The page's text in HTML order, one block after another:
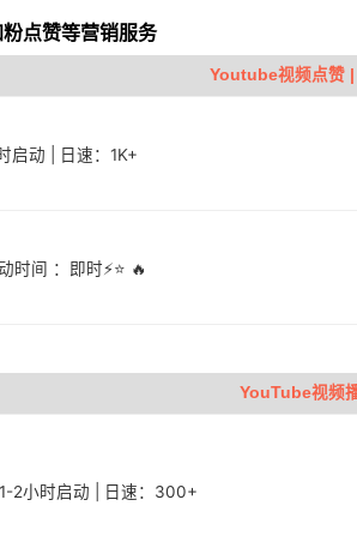
点赞等营销服务
Youtube视频点赞 |
启动 | 日速：1K+
时间 ：即时⚡️⭐ 🔥
YouTube视频
2小时启动 | 日速：300+